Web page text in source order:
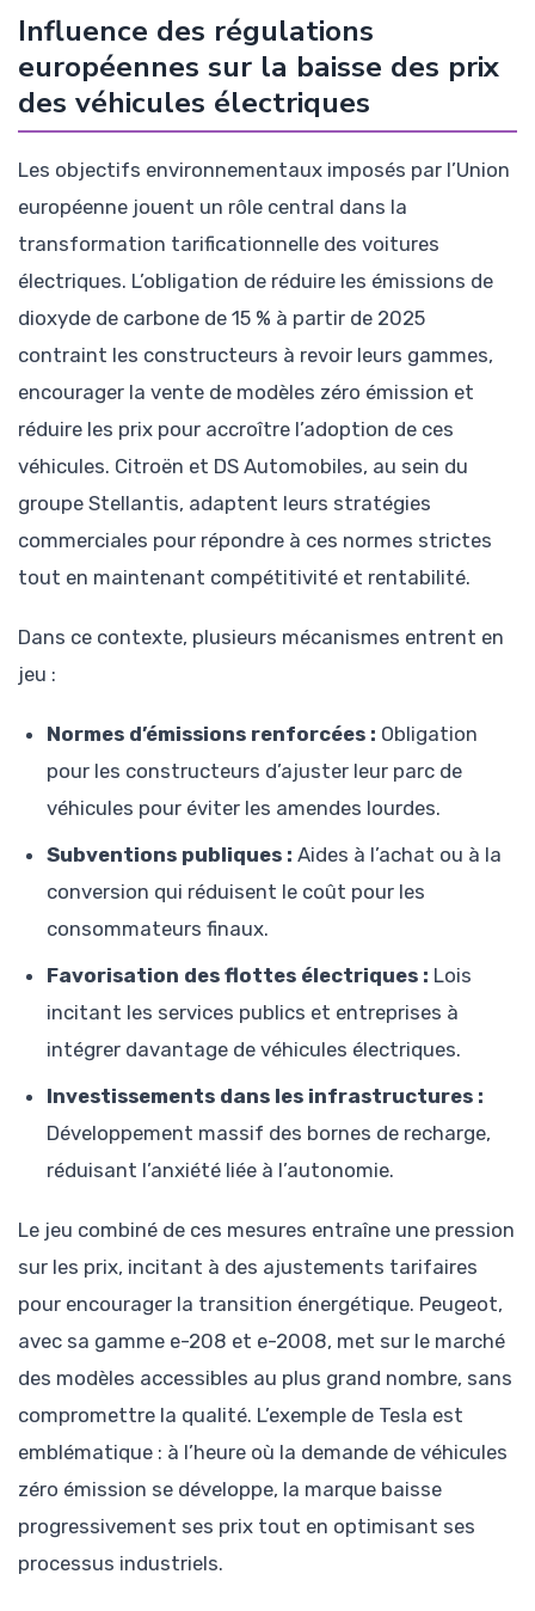
Influence des régulations
européennes sur la baisse des prix
des véhicules électriques
Les objectifs environnementaux imposés par l’Union
européenne jouent un rôle central dans la
transformation tarificationnelle des voitures
électriques. L’obligation de réduire les émissions de
dioxyde de carbone de 15 % à partir de 2025
contraint les constructeurs à revoir leurs gammes,
encourager la vente de modèles zéro émission et
réduire les prix pour accroître l’adoption de ces
véhicules. Citroën et DS Automobiles, au sein du
groupe Stellantis, adaptent leurs stratégies
commerciales pour répondre à ces normes strictes
tout en maintenant compétitivité et rentabilité.
Dans ce contexte, plusieurs mécanismes entrent en
jeu :
Normes d’émissions renforcées : Obligation
pour les constructeurs d’ajuster leur parc de
véhicules pour éviter les amendes lourdes.
Subventions publiques : Aides à l’achat ou à la
conversion qui réduisent le coût pour les
consommateurs finaux.
Favorisation des flottes électriques : Lois
incitant les services publics et entreprises à
intégrer davantage de véhicules électriques.
Investissements dans les infrastructures :
Développement massif des bornes de recharge,
réduisant l’anxiété liée à l’autonomie.
Le jeu combiné de ces mesures entraîne une pression
sur les prix, incitant à des ajustements tarifaires
pour encourager la transition énergétique. Peugeot,
avec sa gamme e-208 et e-2008, met sur le marché
des modèles accessibles au plus grand nombre, sans
compromettre la qualité. L’exemple de Tesla est
emblématique : à l’heure où la demande de véhicules
zéro émission se développe, la marque baisse
progressivement ses prix tout en optimisant ses
processus industriels.